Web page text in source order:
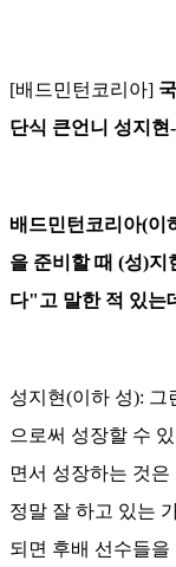
[배드민턴코리아]
단식 큰언니 성지
배드민턴코리아(이
을 준비할 때 (성)지
다"고 말한 적 있는
성지현(이하 성): 그
으로써 성장할 수
면서 성장하는 것
정말 잘 하고 있는
되면 후배 선수들